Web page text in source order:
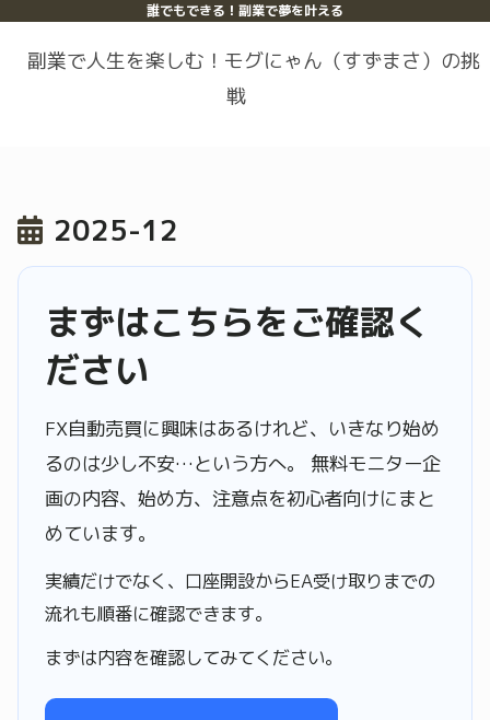
誰でもできる！副業で夢を叶える
副業で人生を楽しむ！モグにゃん（すずまさ）の挑
戦
2025-12
まずはこちらをご確認く
ださい
FX自動売買に興味はあるけれど、いきなり始め
るのは少し不安…という方へ。 無料モニター企
画の内容、始め方、注意点を初心者向けにまと
めています。
実績だけでなく、口座開設からEA受け取りまでの
流れも順番に確認できます。
まずは内容を確認してみてください。